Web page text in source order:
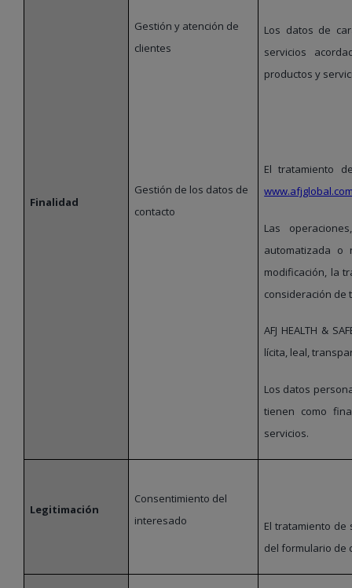
Finalidad
Gestión y atención de
clientes
Gestión de los datos de
contacto
Los datos de
servicios
productos y
El tratamiento
Las
automatizada o
modificación, la
consideración de
AFJ HEALTH &
lícita, leal,
Los datos
tienen como
servicios.
Legitimación
Consentimiento del
interesado
El tratamiento
del formulario de